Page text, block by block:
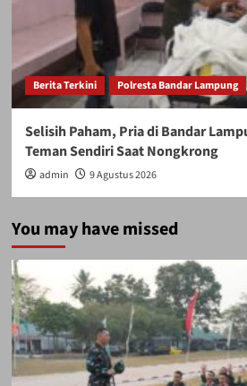
Berita Terkini Polresta Bandar Lampung
Selisih Paham, Pria di Bandar
Teman Sendiri Saat Nongkrong
admin 9 Agustus 2026
You may have missed